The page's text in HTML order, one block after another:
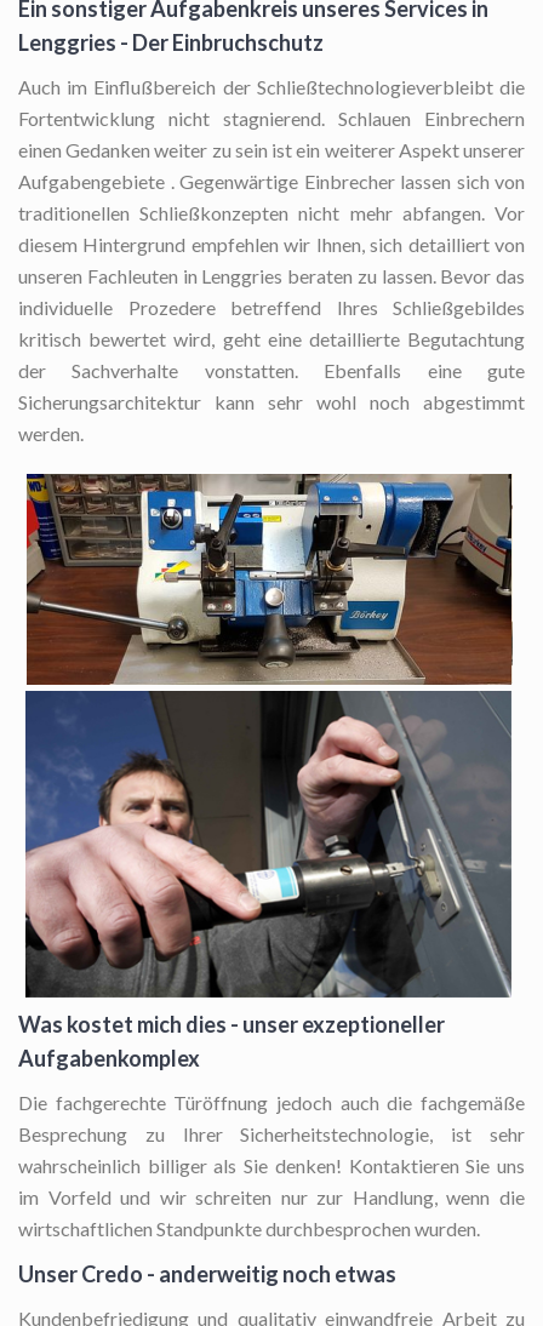
Ein sonstiger Aufgabenkreis unseres Services in
Lenggries - Der Einbruchschutz
Auch im Einflußbereich der Schließtechnologieverbleibt die
Fortentwicklung nicht stagnierend. Schlauen Einbrechern
einen Gedanken weiter zu sein ist ein weiterer Aspekt unserer
Aufgabengebiete . Gegenwärtige Einbrecher lassen sich von
traditionellen Schließkonzepten nicht mehr abfangen. Vor
diesem Hintergrund empfehlen wir Ihnen, sich detailliert von
unseren Fachleuten in Lenggries beraten zu lassen. Bevor das
individuelle Prozedere betreffend Ihres Schließgebildes
kritisch bewertet wird, geht eine detaillierte Begutachtung
der Sachverhalte vonstatten. Ebenfalls eine gute
Sicherungsarchitektur kann sehr wohl noch abgestimmt
werden.
Was kostet mich dies - unser exzeptioneller
Aufgabenkomplex
Die fachgerechte Türöffnung jedoch auch die fachgemäße
Besprechung zu Ihrer Sicherheitstechnologie, ist sehr
wahrscheinlich billiger als Sie denken! Kontaktieren Sie uns
im Vorfeld und wir schreiten nur zur Handlung, wenn die
wirtschaftlichen Standpunkte durchbesprochen wurden.
Unser Credo - anderweitig noch etwas
Kundenbefriedigung und qualitativ einwandfreie Arbeit zu